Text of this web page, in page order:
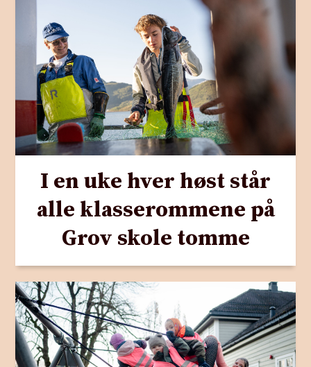
I en uke hver høst står
alle klasserommene på
Grov skole tomme